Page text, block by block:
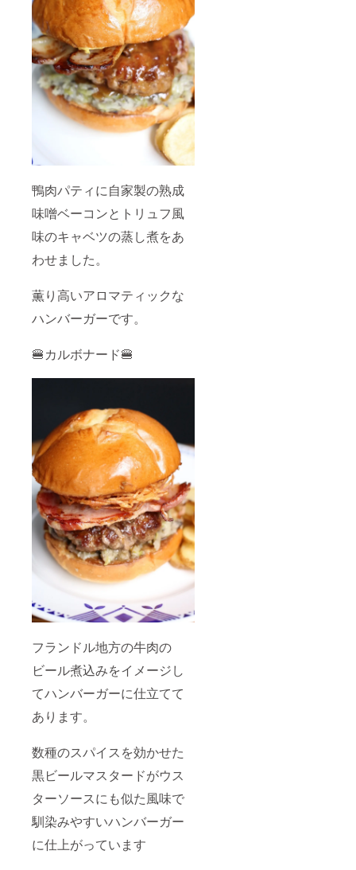
鴨肉パティに自家製の熟成
味噌ベーコンとトリュフ風
味のキャベツの蒸し煮をあ
わせました。
薫り高いアロマティックな
ハンバーガーです。
🍔カルボナード🍔
フランドル地方の牛肉の
ビール煮込みをイメージし
てハンバーガーに仕立てて
あります。
数種のスパイスを効かせた
黒ビールマスタードがウス
ターソースにも似た風味で
馴染みやすいハンバーガー
に仕上がっています